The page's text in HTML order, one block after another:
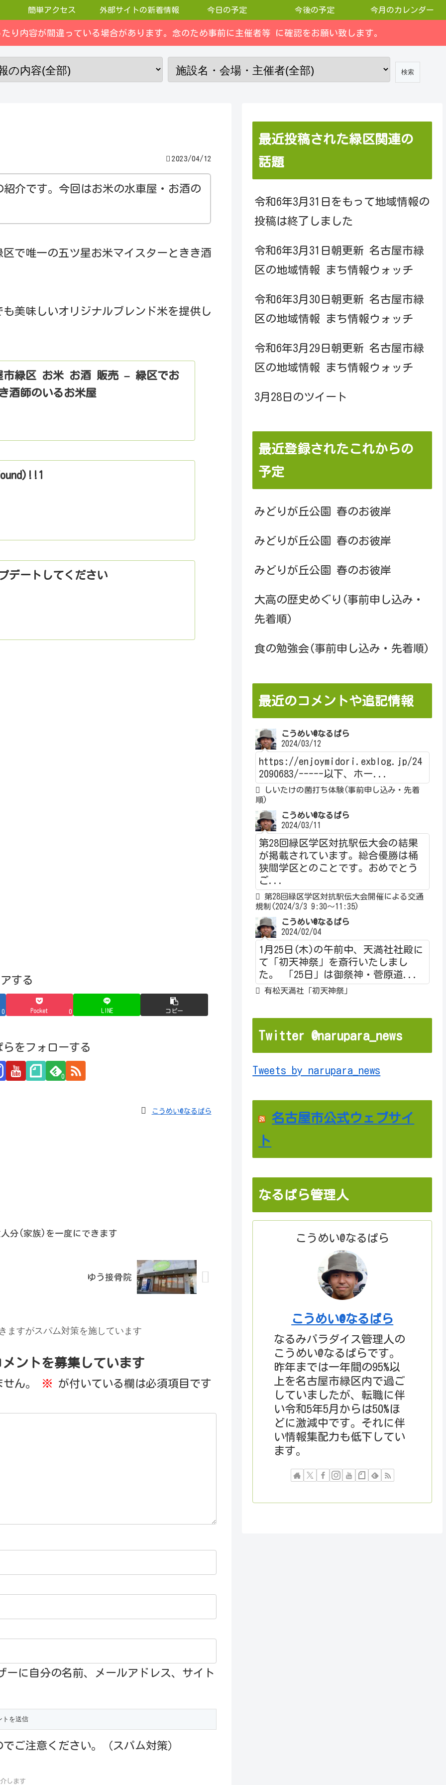
簡単アクセス 外部サイトの新着情報 今日の予定 今後の予定 今月のカレンダー
り内容が間違っている場合があります。念のため事前に主催者等 に確認をお願い致します。
2023/04/12
介です。今回はお米の水車屋・お酒の
で唯一の五ツ星お米マイスターときき酒
美味しいオリジナルブレンド米を提供し
市緑区 お米 お酒 販売 – 緑区でお
酒師のいるお米屋
デートしてください
する
0 Pocket 0 LINE コピー
らをフォローする
0
こうめい@なるぱら
分(家族)を一度にできます
ゆう接骨院
ますがスパム対策を施しています
ントを募集しています
ん。 ※ が付いている欄は必須項目です
に自分の名前、メールアドレス、サイト
ご注意ください。（スパム対策）
します
最近投稿された緑区関連の
話題
令和6年3月31日をもって地域情報の
投稿は終了しました
令和6年3月31日朝更新 名古屋市緑
区の地域情報 まち情報ウォッチ
令和6年3月30日朝更新 名古屋市緑
区の地域情報 まち情報ウォッチ
令和6年3月29日朝更新 名古屋市緑
区の地域情報 まち情報ウォッチ
3月28日のツイート
最近登録されたこれからの
予定
みどりが丘公園 春のお彼岸
みどりが丘公園 春のお彼岸
みどりが丘公園 春のお彼岸
大高の歴史めぐり(事前申し込み・
先着順)
食の勉強会(事前申し込み・先着順)
最近のコメントや追記情報
こうめい@なるぱら
2024/03/12
https://enjoymidori.exblog.jp/24
2090683/-----以下、ホー...
しいたけの菌打ち体験(事前申し込み・先着
順)
こうめい@なるぱら
2024/03/11
第28回緑区学区対抗駅伝大会の結果
が掲載されています。総合優勝は桶
狭間学区とのことです。おめでとう
ご...
第28回緑区学区対抗駅伝大会開催による交通
規制(2024/3/3 9:30～11:35)
こうめい@なるぱら
2024/02/04
1月25日(木)の午前中、天満社社殿に
て「初天神祭」を斎行いたしまし
た。 「25日」は御祭神・菅原道...
有松天満社「初天神祭」
Twitter @narupara_news
Tweets by narupara_news
名古屋市公式ウェブサイ
ト
なるぱら管理人
こうめい@なるぱら
こうめい@なるぱら
なるみパラダイス管理人の
こうめい@なるぱらです。
昨年までは一年間の95%以
上を名古屋市緑区内で過ご
していましたが、転職に伴
い令和5年5月からは50%ほ
どに激減中です。それに伴
い情報集配力も低下してい
ます。